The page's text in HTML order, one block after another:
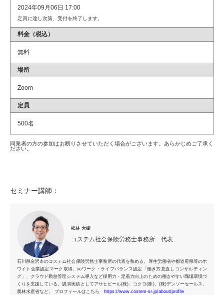
2024年09月06日 17:00
定員に達し次第、受付を終了します。
料金（税込）
無料
場所
Zoom
定員
500名
同業者の方の参加はお断りさせていただく場合がございます。あらかじめご了承く
ださい。
セミナー講師：
松林 大樹
コステム社会保険労務士事務所 代表
石川県金沢市のコステム社会保険労務士事務所の代表を務める。厚生労働省や都道府県等のホ
ワイト企業認定マーク取得、㈱ワーク・ライフバランス認定「働き方見直しコンサルティン
グ」、クラウド勤怠管理システム導入など採用力・定着力向上のための働きやすい職場環境づ
くりを支援している。講演実績としてアサヒビール(株)、コクヨ(株)、(株)デンソーセールス、
農林水産省など。 プロフィールはこちら
https://www.costem-sr.jp/about/profile